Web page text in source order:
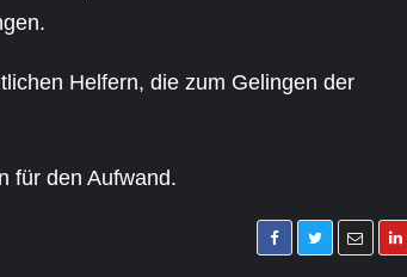
Helfern, die zum Gelingen der
für den Aufwand.